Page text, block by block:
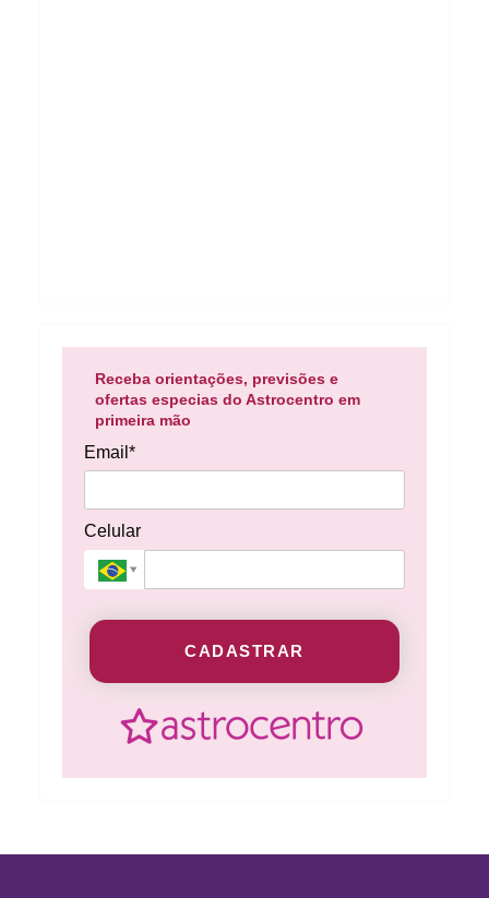
Receba orientações, previsões e
ofertas especias do Astrocentro em
primeira mão
Email*
Celular
CADASTRAR